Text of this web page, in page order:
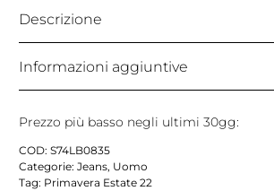
Descrizione
Informazioni aggiuntive
Prezzo più basso negli ultimi 30gg:
COD: S74LB0835
Categorie: Jeans, Uomo
Tag: Primavera Estate 22